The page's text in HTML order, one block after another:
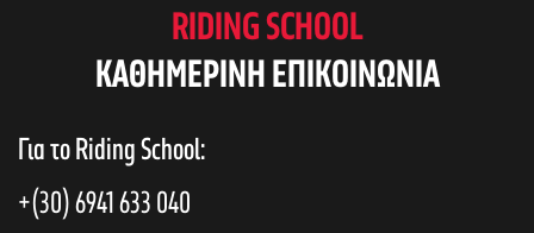
RIDING SCHOOL
KAΘΗΜΕΡΙΝΗ ΕΠΙΚΟΙΝΩΝΙΑ
Για το Riding School:
+(30) 6941 633 040